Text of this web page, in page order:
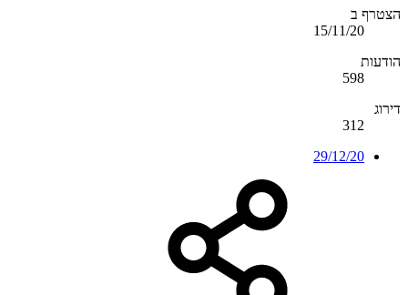
הצטרף ב
15/11/20
הודעות
598
דירוג
312
29/12/20